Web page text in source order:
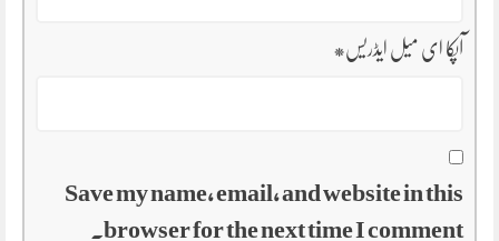
آپکا ای میل ایڈریس*
Save my name, email, and website in this
browser for the next time I comment.